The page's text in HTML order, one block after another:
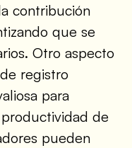
contribución
que se
Otro aspecto
registro
para
de
pueden